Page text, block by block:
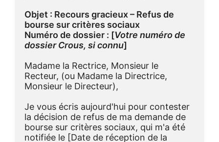
Objet : Recours gracieux – Refus de
bourse sur critères sociaux
Numéro de dossier : [Votre numéro de
dossier Crous, si connu]
Madame la Rectrice, Monsieur le
Recteur, (ou Madame la Directrice,
Monsieur le Directeur),
Je vous écris aujourd'hui pour contester
la décision de refus de ma demande de
bourse sur critères sociaux, qui m'a été
notifiée le [Date de réception de la